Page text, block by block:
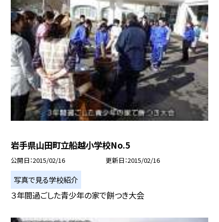
岩手県山田町立船越小学校No.5
公開日 2015/02/16 更新日 2015/02/16
写真で見る学校紹介
３年間過ごした青少年の家で餅つき大会